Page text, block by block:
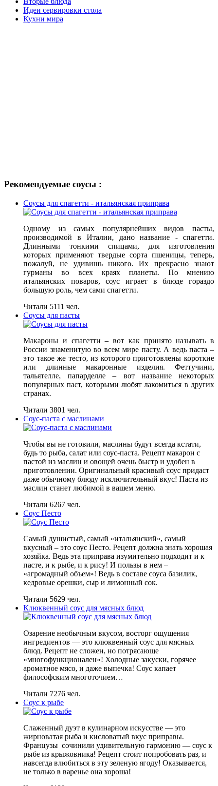
Идеи сервировки стола
Кухни мира
Рекомендуемые соусы :
Соусы для спагетти - итальянская приправа
Одному из самых популярнейших видов пасты,
производимой в Италии, дано название - спагетти.
Длинными тонкими спицами, для изготовления
которых применяют твердые сорта пшеницы, теперь,
пожалуй, не удивишь никого. Их прекрасно знают
гурманы во всех краях планеты. По мнению
итальянских поваров, соус играет в блюде гораздо
большую роль, чем сами спагетти.
Читали 5111 чел.
Соусы для пасты
Макароны и спагетти – вот как принято называть в
России знаменитую во всем мире пасту. А ведь паста –
это такое же тесто, из которого приготовлены короткие
или длинные макаронные изделия. Феттучини,
тальятелле, папарделле – вот название некоторых
популярных паст, которыми любят лакомиться в других
странах.
Читали 3801 чел.
Соус-паста с маслинами
Чтобы вы не готовили, маслины будут всегда кстати,
будь то рыба, салат или соус-паста. Рецепт макарон с
пастой из маслин и овощей очень быстр и удобен в
приготовлении. Оригинальный красивый соус придаст
даже обычному блюду исключительный вкус! Паста из
маслин станет любимой в вашем меню.
Читали 6267 чел.
Соус Песто
Самый душистый, самый «итальянский», самый
вкусный – это соус Песто. Рецепт должна знать хорошая
хозяйка. Ведь эта приправа изумительно подходит и к
пасте, и к рыбе, и к рису! И пользы в нем –
«агромадный объем»! Ведь в составе соуса базилик,
кедровые орешки, сыр и лимонный сок.
Читали 5629 чел.
Клюквенный соус для мясных блюд
Озарение необычным вкусом, восторг ощущения
ингредиентов — это клюквенный соус для мясных
блюд. Рецепт не сложен, но потрясающе
«многофункционален»! Холодные закуски, горячее
ароматное мясо, и даже выпечка! Соус капает
философским многоточием…
Читали 7276 чел.
Соус к рыбе
Слаженный дуэт в кулинарном искусстве — это
жирноватая рыба и кисловатый вкус приправы.
Французы сочинили удивительную гармонию — соус к
рыбе из крыжовника! Рецепт стоит попробовать раз, и
навсегда влюбиться в эту зеленую ягоду! Оказывается,
не только в варенье она хороша!